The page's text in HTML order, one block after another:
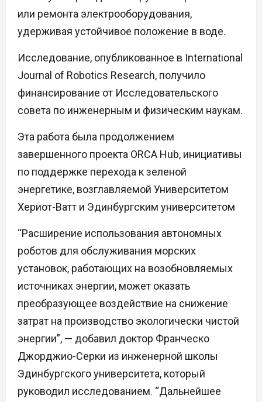
или ремонта электрооборудования,
удерживая устойчивое положение в воде.
Исследование, опубликованное в International
Journal of Robotics Research, получило
финансирование от Исследовательского
совета по инженерным и физическим наукам.
Эта работа была продолжением
завершенного проекта ORCA Hub, инициативы
по поддержке перехода к зеленой
энергетике, возглавляемой Университетом
Хериот-Ватт и Эдинбургским университетом
“Расширение использования автономных
роботов для обслуживания морских
установок, работающих на возобновляемых
источниках энергии, может оказать
преобразующее воздействие на снижение
затрат на производство экологически чистой
энергии”, — добавил доктор Франческо
Джорджио-Серки из инженерной школы
Эдинбургского университета, который
руководил исследованием. “Дальнейшее